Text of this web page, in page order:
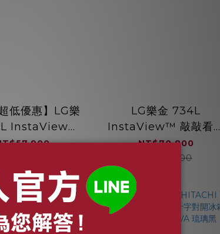
低優惠】LG樂
InstaView™
中門對開冰箱
LG樂金 734L
InstaView™ 敲敲看門
中門冰球對開冰箱 星光
銀 GR-QPLC82SS
NT$70,800
NT$89,900